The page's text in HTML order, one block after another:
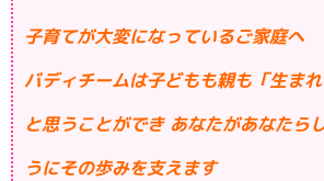
子育てが大変になっているご家庭へ
バディチームは子どもも親も「生ま
と思うことができ あなたがあなたら
うにその歩みを支えます